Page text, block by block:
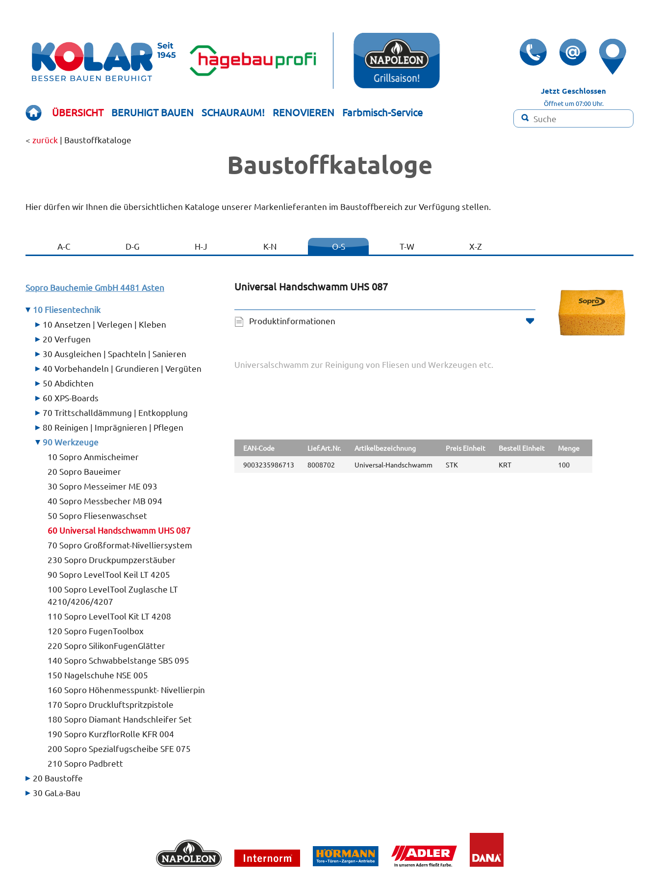
Jetzt Geschlossen
Öffnet um 07:00 Uhr.

ÜBERSICHT BERUHIGT BAUEN SCHAURAUM! RENOVIEREN Farbmisch-Service
< zurück | Baustoff­kataloge
Bau­stoff­­ka­ta­loge
Hier dürfen wir Ihnen die übersichtlichen Kataloge unserer Markenlieferanten im Baustoffbereich zur Verfügung stellen.
A-C D-G H-J K-N O-S T-W X-Z
Sopro Bauchemie GmbH4481 Asten
10 Fliesentechnik
10 Ansetzen | Verlegen | Kleben
20 Verfugen
30 Ausgleichen | Spachteln | Sanieren
40 Vorbehandeln | Grundieren | Vergüten
50 Abdichten
60 XPS-Boards
70 Trittschalldämmung | Entkopplung
80 Reinigen | Imprägnieren | Pflegen
90 Werkzeuge
10 Sopro Anmischeimer
20 Sopro Baueimer
30 Sopro Messeimer ME 093
40 Sopro Messbecher MB 094
50 Sopro Fliesenwaschset
60 Universal Handschwamm UHS 087
70 Sopro Großformat-Nivelliersystem
230 Sopro Druckpumpzerstäuber
90 Sopro LevelTool Keil LT 4205
100 Sopro LevelTool Zuglasche LT
4210/4206/4207
110 Sopro LevelTool Kit LT 4208
120 Sopro FugenToolbox
220 Sopro SilikonFugenGlätter
140 Sopro Schwabbelstange SBS 095
150 Nagelschuhe NSE 005
160 Sopro Höhenmesspunkt- Nivellierpin
170 Sopro Druckluftspritzpistole
180 Sopro Diamant Handschleifer Set
190 Sopro KurzflorRolle KFR 004
200 Sopro Spezialfugscheibe SFE 075
210 Sopro Padbrett
20 Baustoffe
30 GaLa-Bau
Universal Handschwamm UHS 087
Produktinformationen
Universalschwamm zur Reinigung von Fliesen und Werkzeugen etc.
EAN-Code Lief.Art.Nr. Artikelbezeichnung Preis Einheit Bestell Einheit
Menge
9003235986713
8008702 Universal-Handschwamm STK KRT 100